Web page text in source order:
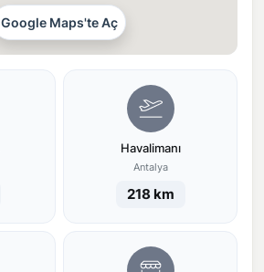
Google Maps'te Aç
Havalimanı
Antalya
218 km